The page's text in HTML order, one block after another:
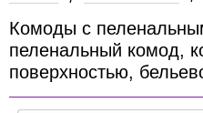
Комоды с
пеленальный комод,
поверхностью,